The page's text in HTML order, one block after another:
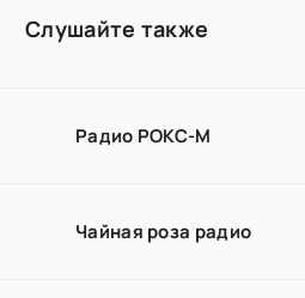
Слушайте также
Радио РОКС-М
Чайная роза радио